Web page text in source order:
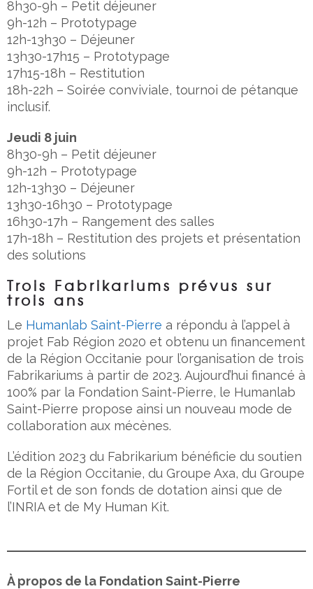
8h30-9h – Petit déjeuner
9h-12h – Prototypage
12h-13h30 – Déjeuner
13h30-17h15 – Prototypage
17h15-18h – Restitution
18h-22h – Soirée conviviale, tournoi de pétanque
inclusif.
Jeudi 8 juin
8h30-9h – Petit déjeuner
9h-12h – Prototypage
12h-13h30 – Déjeuner
13h30-16h30 – Prototypage
16h30-17h – Rangement des salles
17h-18h – Restitution des projets et présentation
des solutions
Trois Fabrikariums prévus sur
trois ans
Le Humanlab Saint-Pierre a répondu à l’appel à
projet Fab Région 2020 et obtenu un financement
de la Région Occitanie pour l’organisation de trois
Fabrikariums à partir de 2023. Aujourd’hui financé à
100% par la Fondation Saint-Pierre, le Humanlab
Saint-Pierre propose ainsi un nouveau mode de
collaboration aux mécènes.
L’édition 2023 du Fabrikarium bénéficie du soutien
de la Région Occitanie, du Groupe Axa, du Groupe
Fortil et de son fonds de dotation ainsi que de
l’INRIA et de My Human Kit.
À propos de la Fondation Saint-Pierre